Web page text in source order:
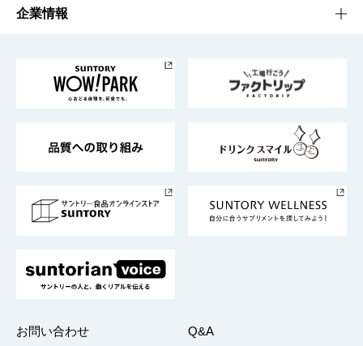
栄養成分一覧
工場見学
地域情報
サントリーホール
サントリーサンバーズ大阪
サステナビリティTOP
サントリーが考えるサステナビリティ経営
企業情報
企業概要
採用情報
お問い合わせ Q&A